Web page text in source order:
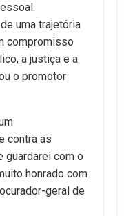
uma trajetória
compromisso
a justiça e a
o promotor
contra as
guardarei com o
honrado com
geral de